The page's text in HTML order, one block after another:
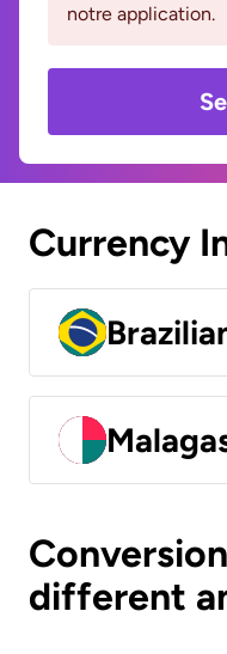
notre application.
Currency
different